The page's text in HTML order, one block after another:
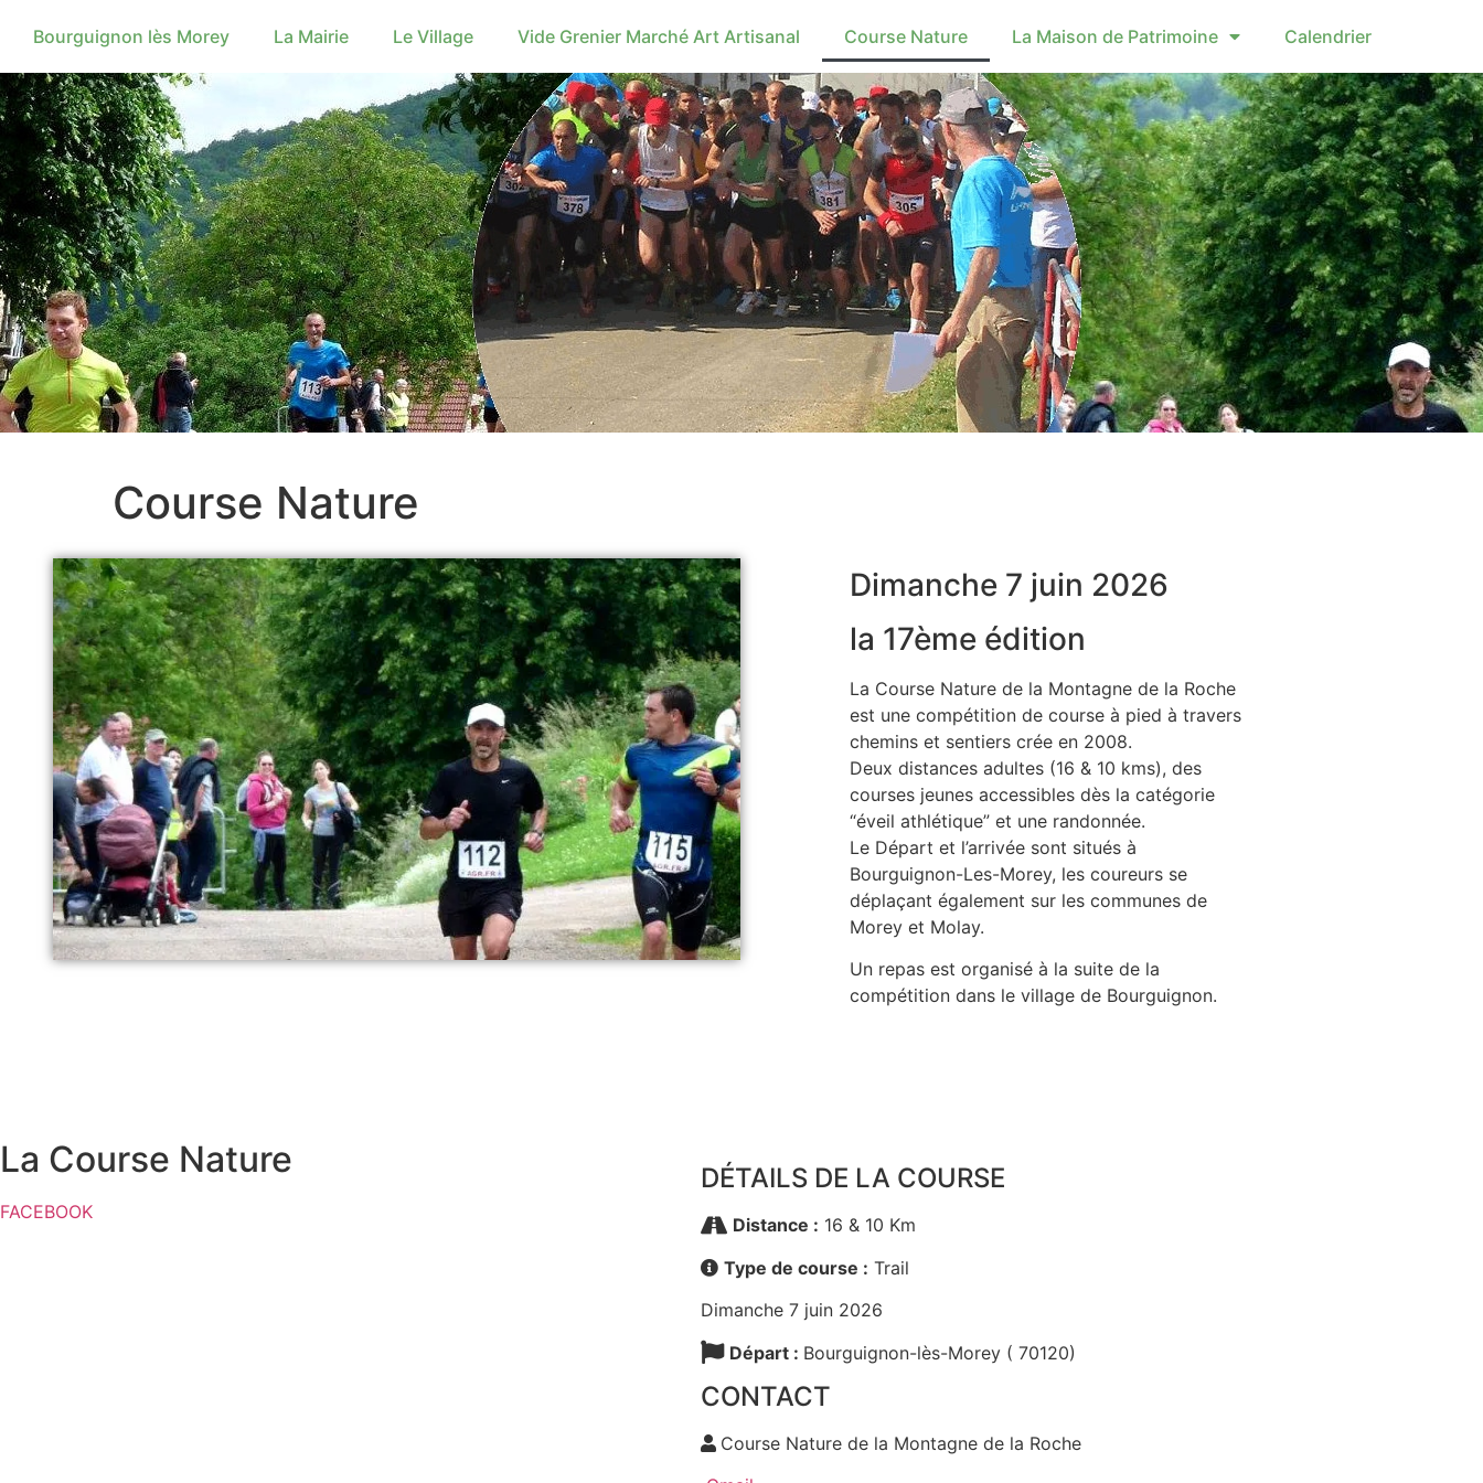
Bourguignon lès Morey La Mairie Le Village Vide Grenier Marché Art Artisanal Course Nature La Maison de Patrimoine Calendrier
Course Nature
Dimanche 7 juin 2026
la 17ème édition
La Course Nature de la Montagne de la Roche
est une compétition de course à pied à travers
chemins et sentiers crée en 2008.
Deux distances adultes (16 & 10 kms), des
courses jeunes accessibles dès la catégorie
“éveil athlétique” et une randonnée.
Le Départ et l’arrivée sont situés à
Bourguignon-Les-Morey, les coureurs se
déplaçant également sur les communes de
Morey et Molay.
Un repas est organisé à la suite de la
compétition dans le village de Bourguignon.
La Course Nature
FACEBOOK
DÉTAILS DE LA COURSE
Distance : 16 & 10 Km
Type de course : Trail
Dimanche 7 juin 2026
Départ : Bourguignon-lès-Morey ( 70120)
CONTACT
Course Nature de la Montagne de la Roche